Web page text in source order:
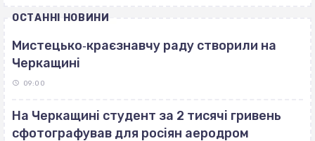
ОСТАННІ НОВИНИ
Мистецько‐краєзнавчу раду створили на
Черкащині
09:00
На Черкащині студент за 2 тисячі гривень
сфотографував для росіян аеродром